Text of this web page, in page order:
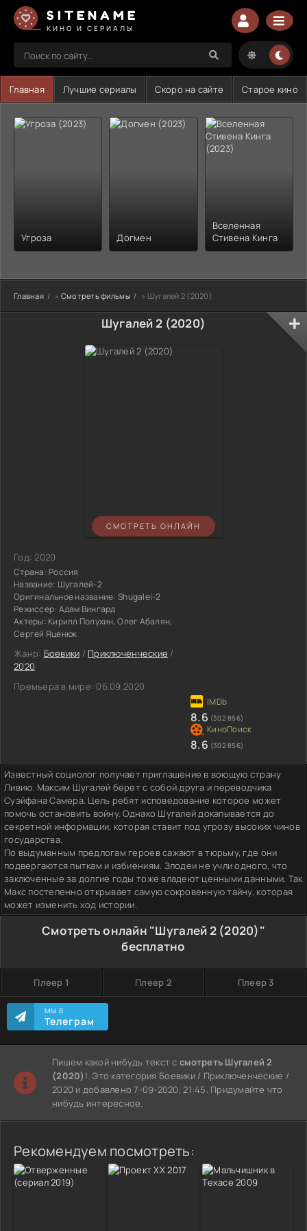
SITENAME
КИНО И СЕРИАЛЫ
Главная Лучшие сериалы Скоро на сайте Старое кино
Угроза Догмен
Вселенная
Стивена Кинга
Главная » Смотреть фильмы » Шугалей 2 (2020)
Шугалей 2 (2020)
СМОТРЕТЬ ОНЛАЙН
Год:2020
Страна: Россия
Название: Шугалей-2
Оригинальное название: Shugalei-2
Режиссер: Адам Вингард
Актеры: Кирилл Полухин, Олег Абалян,
Сергей Яценюк
Жанр: Боевики / Приключенческие /
2020
Премьера в мире: 06.09.2020
8.6 (302 856)
8.6 (302 856)
Известный социолог получает приглашение в воющую страну
Ливию. Максим Шугалей берет с собой друга и переводчика
Суэйфана Самера. Цель ребят исповедование которое может
помочь остановить войну. Однако Шугалей докапывается до
секретной информации, которая ставит под угрозу высоких чинов
государства.
По выдуманным предлогам героев сажают в тюрьму, где они
подвергаются пыткам и избиениям. Злодеи не учли одного, что
заключенные за долгие годы тоже владеют ценными данными. Так
Макс постепенно открывает самую сокровенную тайну, которая
может изменить ход истории.
Смотреть онлайн "Шугалей 2 (2020)"
бесплатно
Плеер 1 Плеер 2 Плеер 3
МЫ В
Телеграм
Пишем какой нибудь текст ссмотреть Шугалей 2
(2020) !. Это категория Боевики / Приключенческие /
2020 и добавлено 7-09-2020, 21:45. Придумайте что
нибудь интересное.
Рекомендуем посмотреть: